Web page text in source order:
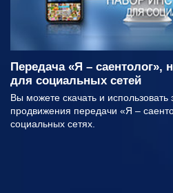
Передача «Я – саентолог»,
для социальных сетей
Вы можете скачать и
продвижения передачи «Я –
социальных сетях.